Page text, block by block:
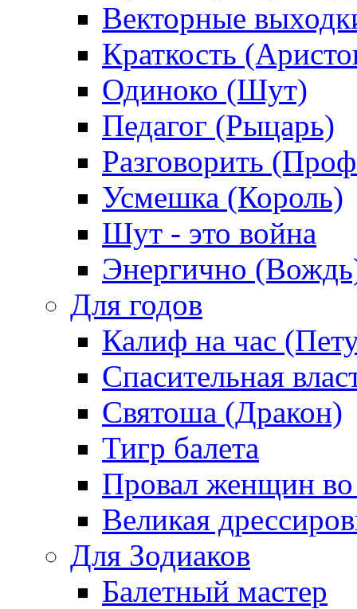
Векторные
Краткость
Одиноко (Шут)
Педагог (Рыцарь)
Разговорить
Усмешка (Король)
Шут - это война
Энергично
Для годов
Калиф на час
Спасительная
Святоша (Дракон)
Тигр балета
Провал женщин во
Великая
Для Зодиаков
Балетный мастер